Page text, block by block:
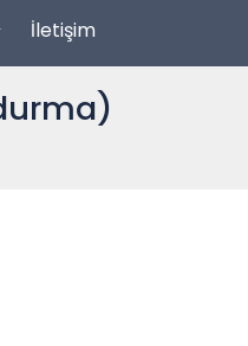
İletişim